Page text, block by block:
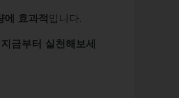
에 효과적입니다.
금부터 실천해보세